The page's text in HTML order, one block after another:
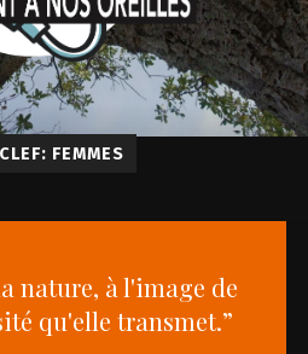
FEMMES
nature, à l'image de
qu'elle transmet.”